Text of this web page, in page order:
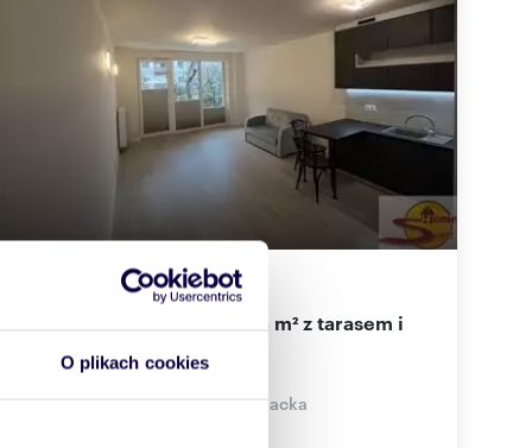
O plikach cookies
1 62zł/m 2
2 100 zł/mc + czynsz: 400 zł
mieszkanie Radom, Borki, Mariacka